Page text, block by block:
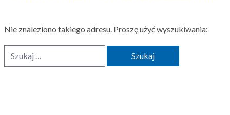
Nie znaleziono takiego adresu. Proszę użyć wyszukiwania: